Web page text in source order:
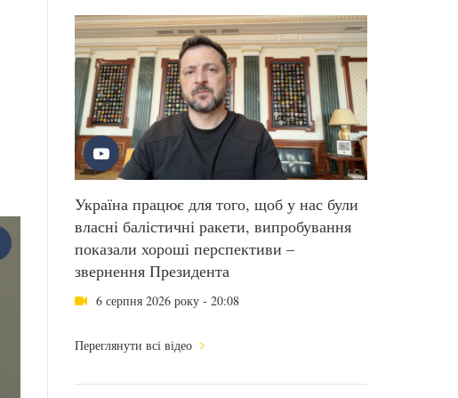
Україна працює для того, щоб у нас були
власні балістичні ракети, випробування
показали хороші перспективи –
звернення Президента
6 серпня 2026 року - 20:08
Переглянути всі відео